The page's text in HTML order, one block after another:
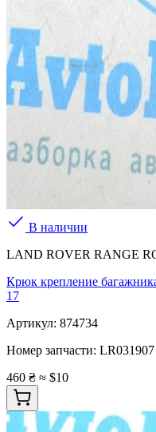
В наличии
LAND ROVER RANGE
Крюк крепление
17
Артикул: 874734
Номер запчасти: LR031907
460 ₴ ≈ $10